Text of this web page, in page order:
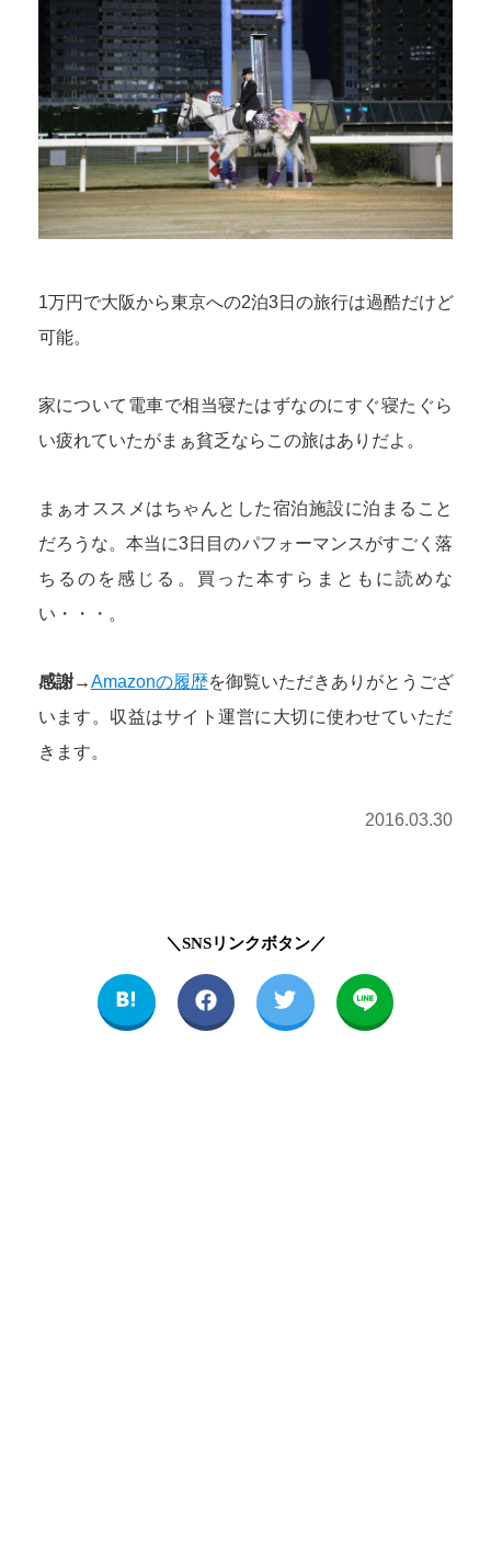
1万円で大阪から東京への2泊3日の旅行は過酷だけど
可能。
家について電車で相当寝たはずなのにすぐ寝たぐら
い疲れていたがまぁ貧乏ならこの旅はありだよ。
まぁオススメはちゃんとした宿泊施設に泊まること
だろうな。本当に3日目のパフォーマンスがすごく落
ちるのを感じる。買った本すらまともに読めな
い・・・。
感謝→Amazonの履歴を御覧いただきありがとうござ
います。収益はサイト運営に大切に使わせていただ
きます。
2016.03.30
＼SNSリンクボタン／